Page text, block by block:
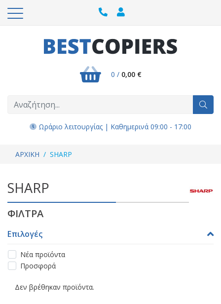
Ωράριο λειτουργίας | Καθημερινά 09:00 - 17:00
0 / 0,00 €
ΑΡΧΙΚΗ SHARP
SHARP
ΦΙΛΤΡΑ
Επιλογές
Νέα προϊόντα
Προσφορά
Δεν βρέθηκαν προϊόντα.